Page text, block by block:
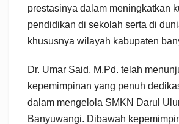
prestasinya dalam meningkatkan
pendidikan di sekolah serta di
khususnya wilayah kabupaten
Dr. Umar Said, M.Pd. telah
kepemimpinan yang penuh
dalam mengelola SMKN Darul
Banyuwangi. Dibawah